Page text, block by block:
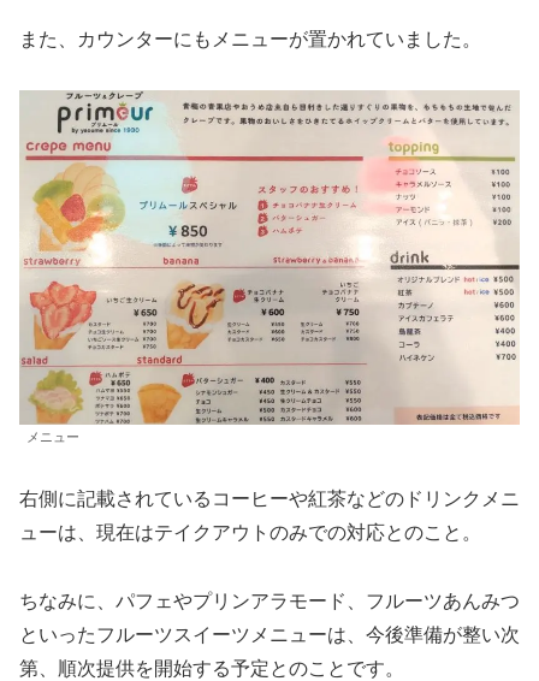
また、カウンターにもメニューが置かれていました。
メニュー
右側に記載されているコーヒーや紅茶などのドリンクメニ
ューは、現在はテイクアウトのみでの対応とのこと。
ちなみに、パフェやプリンアラモード、フルーツあんみつ
といったフルーツスイーツメニューは、今後準備が整い次
第、順次提供を開始する予定とのことです。